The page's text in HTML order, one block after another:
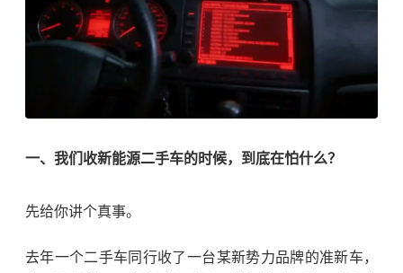
一、我们收新能源二手车的时候，到底在怕什么？
先给你讲个真事。
去年一个二手车同行收了一台某新势力品牌的准新车，